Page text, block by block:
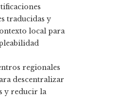
traducidas y
local para
regionales
descentralizar
y reducir la